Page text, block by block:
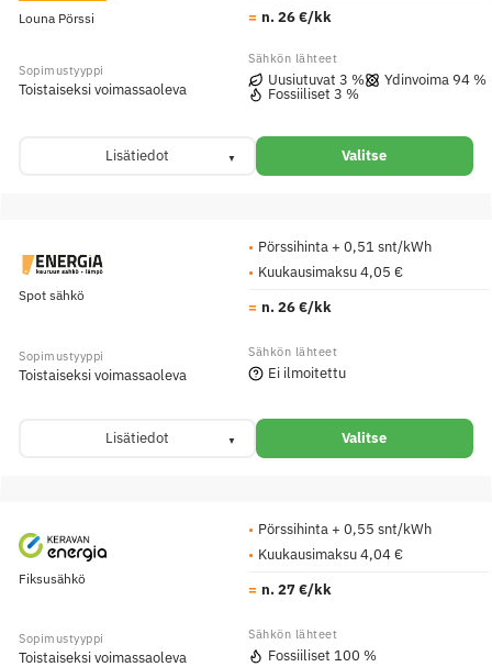
Louna Pörssi
n. 26 €/kk
Toistaiseksi voimassaoleva
Uusiutuvat 3 % Ydinvoima 94 %
Fossiiliset 3 %
Lisätiedot Valitse
Spot sähkö
Pörssihinta + 0,51 snt/kWh
Kuukausimaksu 4,05 €
n. 26 €/kk
Toistaiseksi voimassaoleva Ei ilmoitettu
Lisätiedot Valitse
Fiksusähkö
Pörssihinta + 0,55 snt/kWh
Kuukausimaksu 4,04 €
n. 27 €/kk
Toistaiseksi voimassaoleva Fossiiliset 100 %